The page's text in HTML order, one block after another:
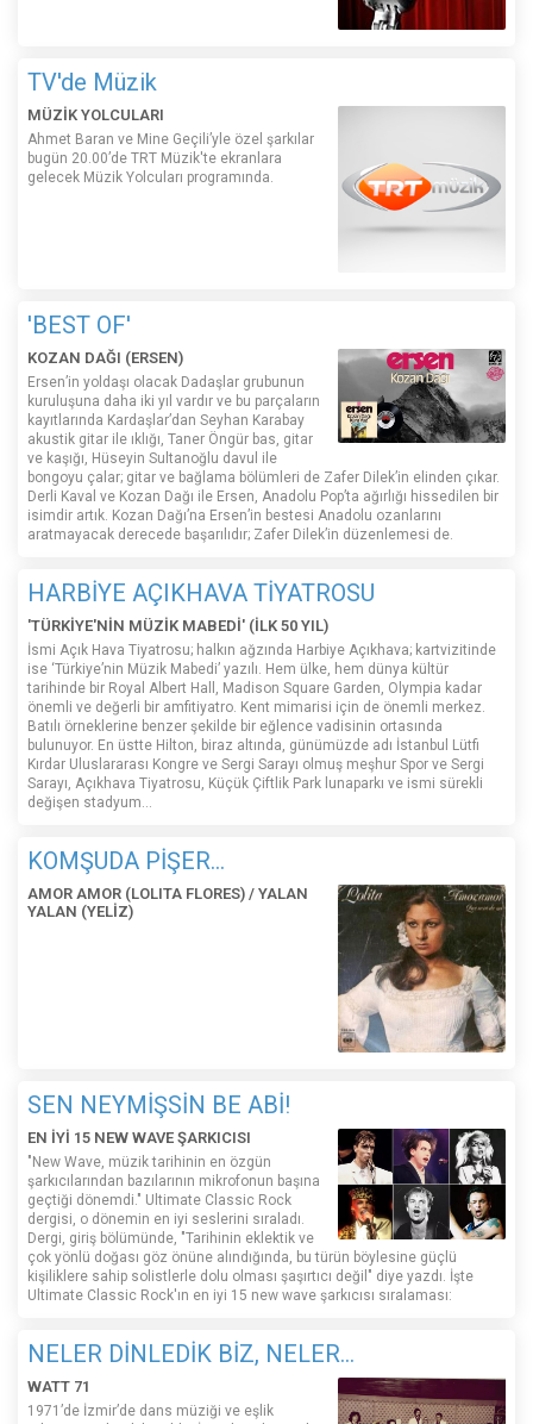
TV'de Müzik
MÜZİK YOLCULARI
Ahmet Baran ve Mine Geçili’yle özel şarkılar
bugün 20.00’de TRT Müzik'te ekranlara
gelecek Müzik Yolcuları programında.
'BEST OF'
KOZAN DAĞI (ERSEN)
Ersen’in yoldaşı olacak Dadaşlar grubunun
kuruluşuna daha iki yıl vardır ve bu parçaların
kayıtlarında Kardaşlar’dan Seyhan Karabay
akustik gitar ile ıklığı, Taner Öngür bas, gitar
ve kaşığı, Hüseyin Sultanoğlu davul ile
bongoyu çalar; gitar ve bağlama bölümleri de Zafer Dilek’in elinden çıkar.
Derli Kaval ve Kozan Dağı ile Ersen, Anadolu Pop’ta ağırlığı hissedilen bir
isimdir artık. Kozan Dağı’na Ersen’in bestesi Anadolu ozanlarını
aratmayacak derecede başarılıdır; Zafer Dilek’in düzenlemesi de.
HARBİYE AÇIKHAVA TİYATROSU
'TÜRKİYE'NİN MÜZİK MABEDİ' (İLK 50 YIL)
İsmi Açık Hava Tiyatrosu; halkın ağzında Harbiye Açıkhava; kartvizitinde
ise ‘Türkiye’nin Müzik Mabedi’ yazılı. Hem ülke, hem dünya kültür
tarihinde bir Royal Albert Hall, Madison Square Garden, Olympia kadar
önemli ve değerli bir amfitiyatro. Kent mimarisi için de önemli merkez.
Batılı örneklerine benzer şekilde bir eğlence vadisinin ortasında
bulunuyor. En üstte Hilton, biraz altında, günümüzde adı İstanbul Lütfi
Kırdar Uluslararası Kongre ve Sergi Sarayı olmuş meşhur Spor ve Sergi
Sarayı, Açıkhava Tiyatrosu, Küçük Çiftlik Park lunaparkı ve ismi sürekli
değişen stadyum…
KOMŞUDA PİŞER...
AMOR AMOR (LOLITA FLORES) / YALAN
YALAN (YELİZ)
SEN NEYMİŞSİN BE ABİ!
EN İYİ 15 NEW WAVE ŞARKICISI
"New Wave, müzik tarihinin en özgün
şarkıcılarından bazılarının mikrofonun başına
geçtiği dönemdi." Ultimate Classic Rock
dergisi, o dönemin en iyi seslerini sıraladı.
Dergi, giriş bölümünde, "Tarihinin eklektik ve
çok yönlü doğası göz önüne alındığında, bu türün böylesine güçlü
kişiliklere sahip solistlerle dolu olması şaşırtıcı değil" diye yazdı. İşte
Ultimate Classic Rock'ın en iyi 15 new wave şarkıcısı sıralaması:
NELER DİNLEDİK BİZ, NELER...
WATT 71
1971’de İzmir’de dans müziği ve eşlik